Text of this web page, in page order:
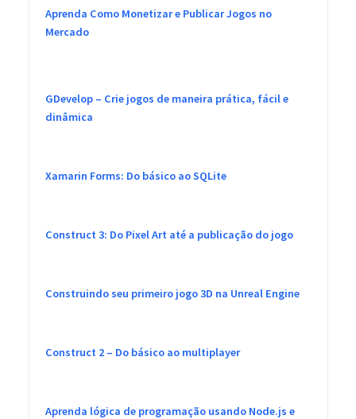
Aprenda Como Monetizar e Publicar Jogos no
Mercado
GDevelop – Crie jogos de maneira prática, fácil e
dinâmica
Xamarin Forms: Do básico ao SQLite
Construct 3: Do Pixel Art até a publicação do jogo
Construindo seu primeiro jogo 3D na Unreal Engine
Construct 2 – Do básico ao multiplayer
Aprenda lógica de programação usando Node.js e